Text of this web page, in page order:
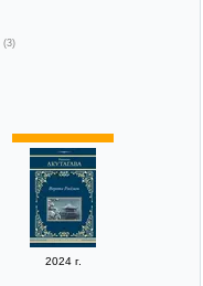
(3)
2024 г.